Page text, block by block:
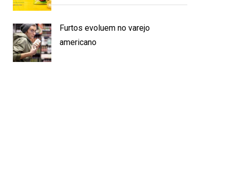
Furtos evoluem no varejo
americano